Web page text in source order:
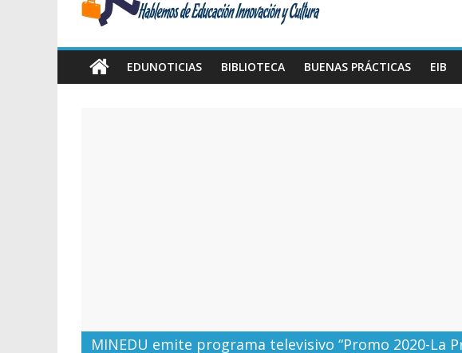
Educación,
EDUNOTICIAS BIBLIOTECA BUENAS PRÁCTICAS EIB
MINEDU emite programa televisivo “Promo 2020-La